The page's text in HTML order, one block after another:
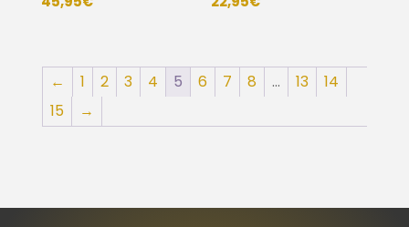
← 1 2 3 4 5 6 7 8 … 13
14
15
→